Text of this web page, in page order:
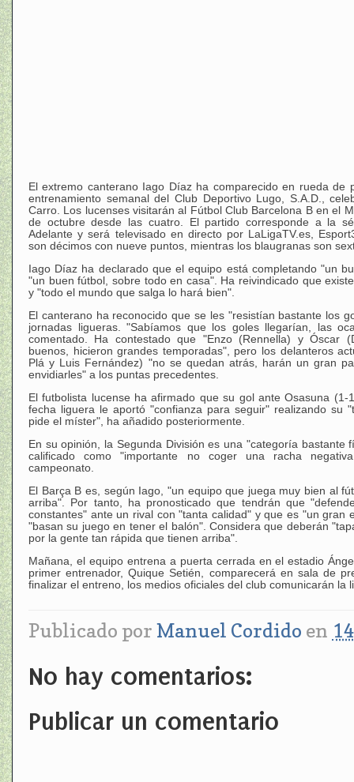
El extremo canterano Iago Díaz ha comparecido en rueda de
entrenamiento semanal del Club Deportivo Lugo, S.A.D.,
Carro. Los lucenses visitarán al Fútbol Club Barcelona B en el
de octubre desde las cuatro. El partido corresponde a la
Adelante y será televisado en directo por LaLigaTV.es,
son décimos con nueve puntos, mientras los blaugranas son
Iago Díaz ha declarado que el equipo está completando "un
"un buen fútbol, sobre todo en casa". Ha reivindicado que
y "todo el mundo que salga lo hará bien".
El canterano ha reconocido que se les "resistían bastante los
jornadas ligueras. "Sabíamos que los goles llegarían, las
comentado. Ha contestado que "Enzo (Rennella) y Óscar
buenos, hicieron grandes temporadas", pero los delanteros
Plá y Luis Fernández) "no se quedan atrás, harán un gran
envidiarles" a los puntas precedentes.
El futbolista lucense ha afirmado que su gol ante Osasuna (1-
fecha liguera le aportó "confianza para seguir" realizando su
pide el míster", ha añadido posteriormente.
En su opinión, la Segunda División es una "categoría bastante
calificado como "importante no coger una racha
campeonato.
El Barça B es, según Iago, "un equipo que juega muy bien al
arriba". Por tanto, ha pronosticado que tendrán que
constantes" ante un rival con "tanta calidad" y que es "un gran
"basan su juego en tener el balón". Considera que deberán
por la gente tan rápida que tienen arriba".
Mañana, el equipo entrena a puerta cerrada en el estadio
primer entrenador, Quique Setién, comparecerá en sala de
finalizar el entreno, los medios oficiales del club comunicarán la
Publicado por Manuel Cordido en
No hay comentarios:
Publicar un comentario